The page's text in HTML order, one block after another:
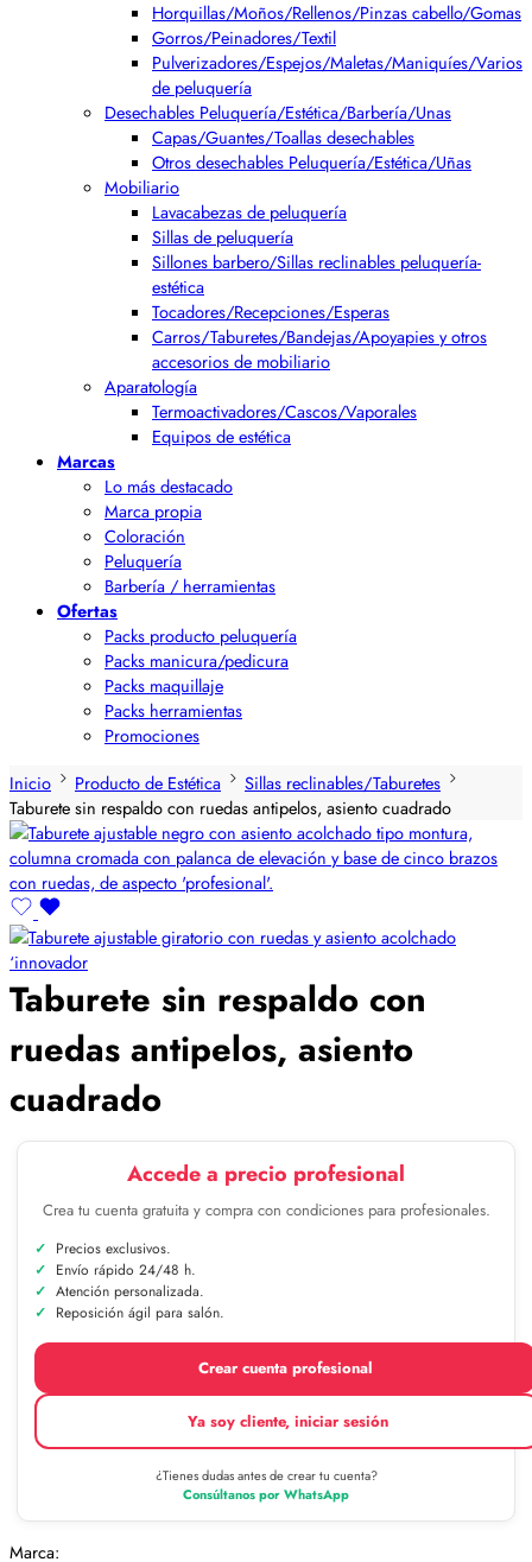
Horquillas/Moños/Rellenos/Pinzas cabello/Gomas
Gorros/Peinadores/Textil
Pulverizadores/Espejos/Maletas/Maniquíes/Varios
de peluquería
Desechables Peluquería/Estética/Barbería/Unas
Capas/Guantes/Toallas desechables
Otros desechables Peluquería/Estética/Uñas
Mobiliario
Lavacabezas de peluquería
Sillas de peluquería
Sillones barbero/Sillas reclinables peluquería-
estética
Tocadores/Recepciones/Esperas
Carros/Taburetes/Bandejas/Apoyapies y otros
accesorios de mobiliario
Aparatología
Termoactivadores/Cascos/Vaporales
Equipos de estética
Marcas
Lo más destacado
Marca propia
Coloración
Peluquería
Barbería / herramientas
Ofertas
Packs producto peluquería
Packs manicura/pedicura
Packs maquillaje
Packs herramientas
Promociones
Inicio
Producto de Estética
Sillas reclinables/Taburetes
Taburete sin respaldo con ruedas antipelos, asiento cuadrado
Taburete sin respaldo con
ruedas antipelos, asiento
cuadrado
Accede a precio profesional
Crea tu cuenta gratuita y compra con condiciones para profesionales.
Precios exclusivos.
Envío rápido 24/48 h.
Atención personalizada.
Reposición ágil para salón.
Crear cuenta profesional
Ya soy cliente, iniciar sesión
¿Tienes dudas antes de crear tu cuenta?
Consúltanos por WhatsApp
Marca: